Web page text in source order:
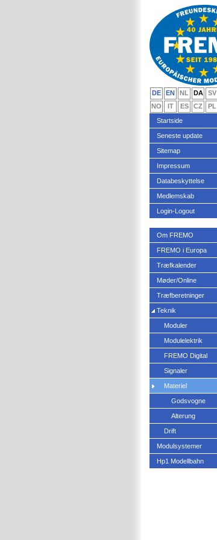
DE EN NL DA SV
NO
IT ES CZ
PL
Startside
Seneste update
Sitemap
Impressum
Databeskyttelse
Medlemskab
Login-Logout
Om FREMO
FREMO i Europa
Træfkalender
Møder/Online
Træfberetninger
Teknik
Moduler
Modulelektrik
FREMO Digital
Signaler
Materiel
Godsvogne
Alterung
Drift
Modulsystemer
Hp1 Modellbahn